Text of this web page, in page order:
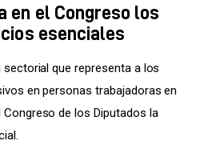
en el Congreso los
esenciales
que representa a los
en personas trabajadoras en
Congreso de los Diputados la